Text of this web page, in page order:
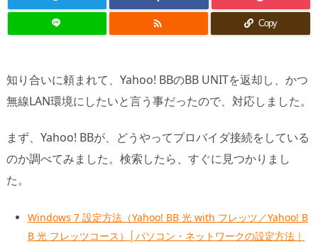
 Copy
知り合いに頼まれて、Yahoo! BBのBB UNITを返却し、かつ
無線LAN環境にしたいと言う事だったので、対応しました。
まず、Yahoo! BBが、どうやってプロバイダ接続をしている
のか調べてみました。検索したら、すぐに見つかりまし
た。
Windows 7 設定方法（Yahoo! BB 光 with フレッツ／Yahoo! B
B 光 フレッツコース）│パソコン・ネットワークの設定方法｜